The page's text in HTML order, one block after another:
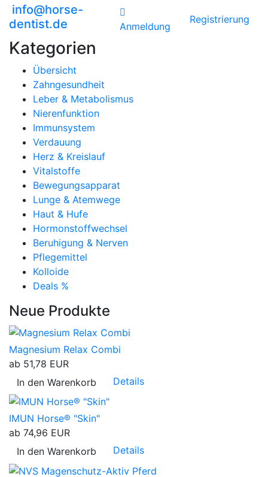
info@horse-
dentist.de
Anmeldung
Registrierung
Kategorien
Übersicht
Zahngesundheit
Leber & Metabolismus
Nierenfunktion
Immunsystem
Verdauung
Herz & Kreislauf
Vitalstoffe
Bewegungsapparat
Lunge & Atemwege
Haut & Hufe
Hormonstoffwechsel
Beruhigung & Nerven
Pflegemittel
Kolloide
Deals %
Neue Produkte
Magnesium Relax Combi
ab 51,78 EUR
In den Warenkorb
Details
IMUN Horse® "Skin"
ab 74,96 EUR
In den Warenkorb
Details